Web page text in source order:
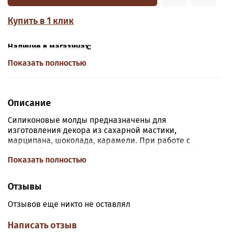
Купить в 1 клик
Наличие в магазинах:
Показать полностью
Описание
Силиконовые молды предназначены для
изготовления декора из сахарной мастики,
марципана, шоколада, карамели. При работе с
сахарной мастикой рекомендуется использовать
крахмал или мелкодисперсную сахарную пудру во
Размер: 6*3,6*0,6 см
Материал:пищевой силикон
Показать полностью
Отзывы
Отзывов еще никто не оставлял
Написать отзыв